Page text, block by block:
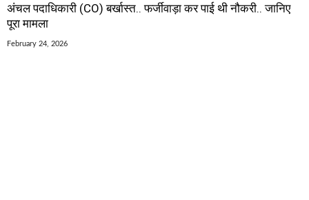
अंचल पदाधिकारी (CO) बर्खास्त.. फर्जीवाड़ा कर पाई थी नौकरी.. जानिए
पूरा मामला
February 24, 2026